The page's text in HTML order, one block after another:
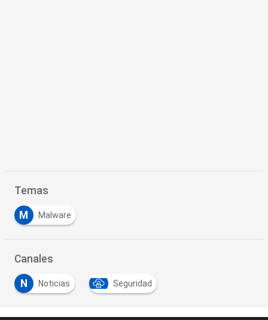
Temas
M Malware
Canales
N Noticias Seguridad